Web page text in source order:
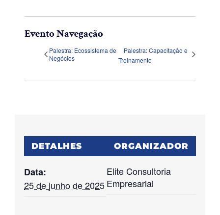
Evento Navegação
Palestra: Ecossistema de
Negócios
Palestra: Capacitação e
Treinamento
DETALHES
Data:
25 de junho de 2025
ORGANIZADOR
Elite Consultoria
Empresarial